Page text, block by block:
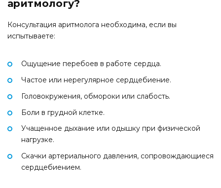
аритмологу?
Консультация аритмолога необходима, если вы
испытываете:
Ощущение перебоев в работе сердца.
Частое или нерегулярное сердцебиение.
Головокружения, обмороки или слабость.
Боли в грудной клетке.
Учащенное дыхание или одышку при физической
нагрузке.
Скачки артериального давления, сопровождающиеся
сердцебиением.